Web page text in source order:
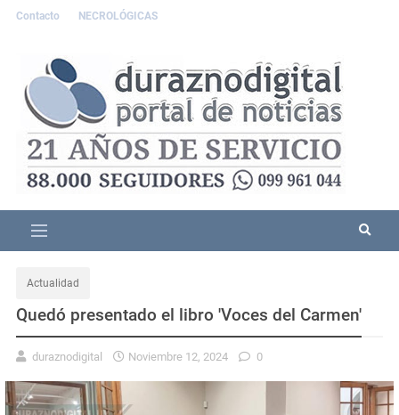
Contacto NECROLÓGICAS
Actualidad
Quedó presentado el libro 'Voces del Carmen'
duraznodigital Noviembre 12, 2024 0